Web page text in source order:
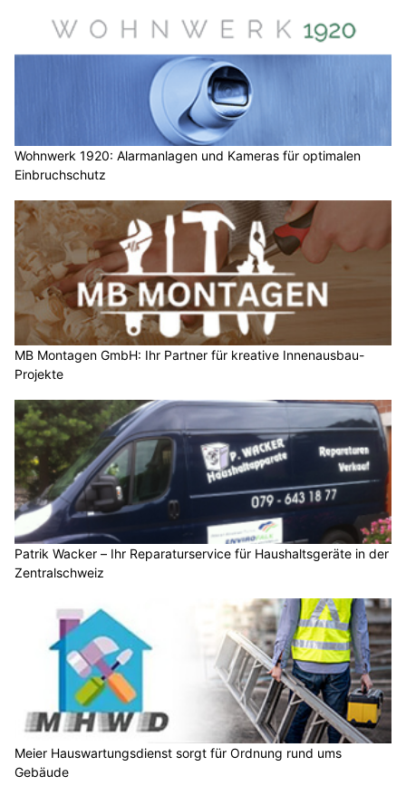
Wohnwerk 1920: Alarmanlagen und Kameras für optimalen
Einbruchschutz
MB Montagen GmbH: Ihr Partner für kreative Innenausbau-
Projekte
Patrik Wacker – Ihr Reparaturservice für Haushaltsgeräte in der
Zentralschweiz
Meier Hauswartungsdienst sorgt für Ordnung rund ums
Gebäude